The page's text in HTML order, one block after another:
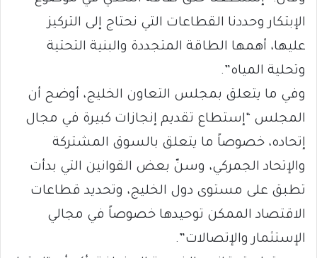
الإبتكار وحددنا القطاعات التي نحتاج إلى التركيز
عليها، أهمها الطاقة المتجددة والبنية التحتية
وتحلية المياه”.
وفي ما يتعلق بمجلس التعاون الخليج، أوضح أن
المجلس “إستطاع تقديم إنجازات كبيرة في مجال
إتحاده، خصوصاً ما يتعلق بالسوق المشتركة
والإتحاد الجمركي، وسنّ بعض القوانين التي بدأت
تطبق على مستوى دول الخليج، وتحديد قطاعات
الاقتصاد الممكن توحيدها خصوصاً في مجالي
الإستثمار والإتصالات”.